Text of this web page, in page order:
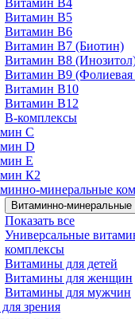
Витамин B5
Витамин B6
Витамин B7 (Биотин)
Витамин B8
Витамин B9 (Фолиевая
Витамин B10
Витамин B12
B-комплексы
C
D
E
К2
минеральные
Витаминно-минеральные
Показать все
Универсальные
комплексы
Витамины для детей
Витамины для женщин
Витамины для мужчин
зрения